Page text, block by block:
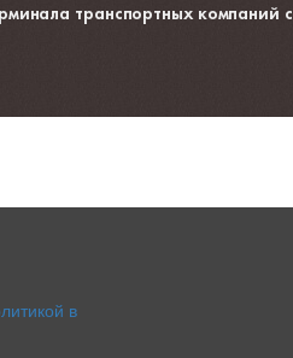
транспортных компаний
в